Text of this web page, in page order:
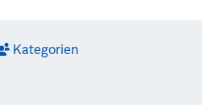
Kategorien